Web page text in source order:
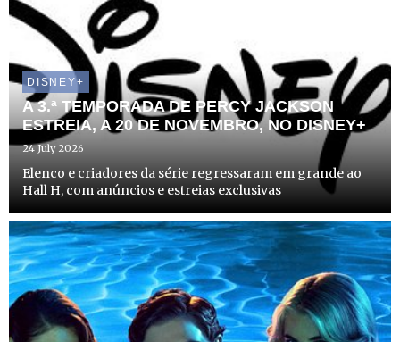
DISNEY+
A 3.ª TEMPORADA DE PERCY JACKSON
ESTREIA, A 20 DE NOVEMBRO, NO DISNEY+
24 July 2026
Elenco e criadores da série regressaram em grande ao
Hall H, com anúncios e estreias exclusivas